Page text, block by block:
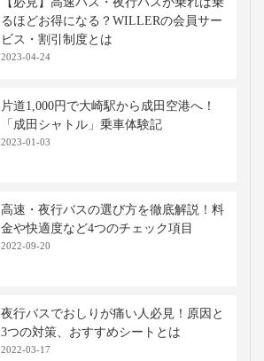
るほどお得になる？WILLERの会員サー
ビス・割引制度とは
2023-04-24
片道1,000円で大崎駅から成田空港へ！
「成田シャトル」乗車体験記
2023-01-03
高速・夜行バスの選び方を徹底解説！料
金や快適度など4つのチェック項目
2022-09-20
夜行バスでおしりが痛い人必見！原因と
3つの対策、おすすめシートとは
2022-03-17